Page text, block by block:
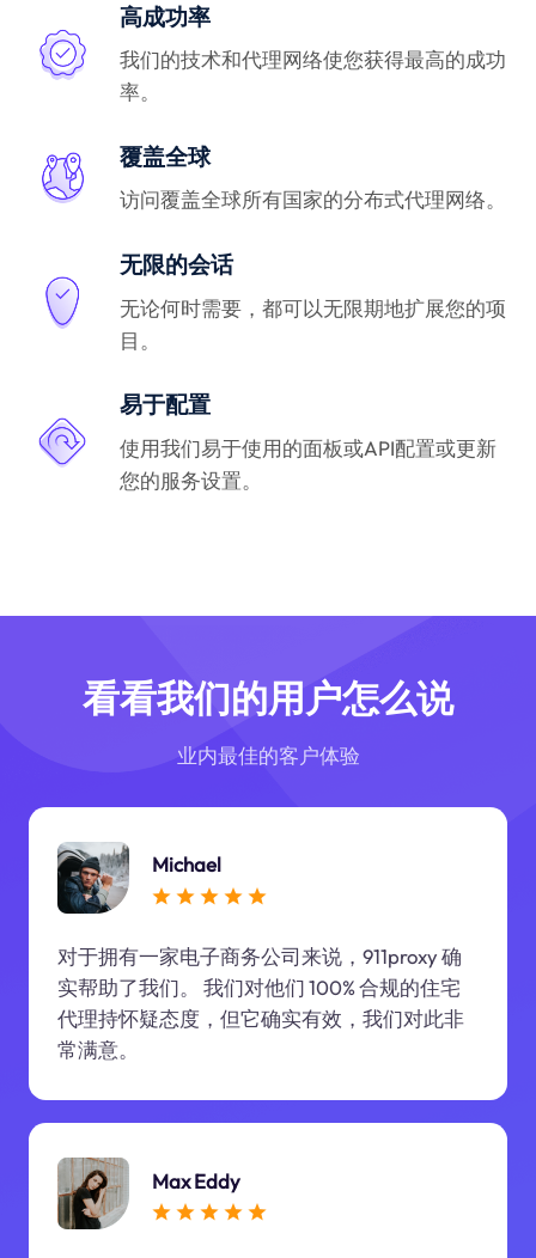
高成功率
我们的技术和代理网络使您获得最高的成功
率。
覆盖全球
访问覆盖全球所有国家的分布式代理网络。
无限的会话
无论何时需要，都可以无限期地扩展您的项
目。
易于配置
使用我们易于使用的面板或API配置或更新
您的服务设置。
看看我们的用户怎么说
业内最佳的客户体验
Michael
对于拥有一家电子商务公司来说，911proxy 确
实帮助了我们。 我们对他们 100% 合规的住宅
代理持怀疑态度，但它确实有效，我们对此非
常满意。
Max Eddy